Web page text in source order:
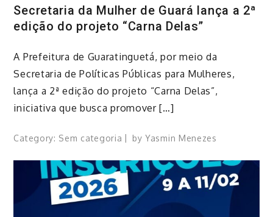
Secretaria da Mulher de Guará lança a 2ª
edição do projeto “Carna Delas”
A Prefeitura de Guaratinguetá, por meio da
Secretaria de Políticas Públicas para Mulheres,
lança a 2ª edição do projeto “Carna Delas”,
iniciativa que busca promover […]
Category: Sem categoria byYasmin Menezes